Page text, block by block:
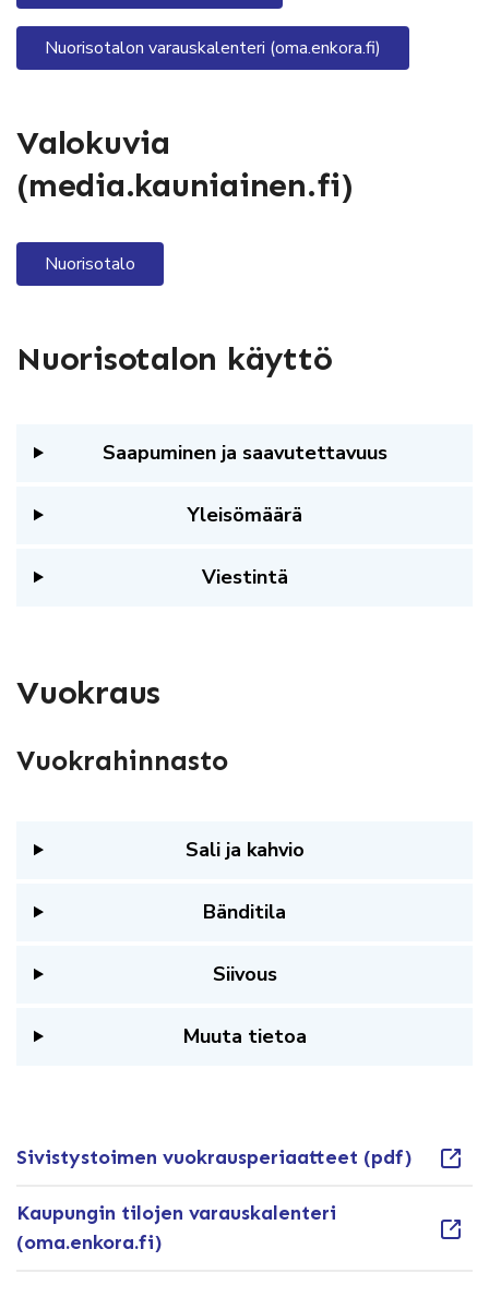
Nuorisotalon varauskalenteri (oma.enkora.fi)
Valokuvia
(media.kauniainen.fi)
Nuorisotalo
Nuorisotalon käyttö
Saapuminen ja saavutettavuus
Yleisömäärä
Viestintä
Vuokraus
Vuokrahinnasto
Sali ja kahvio
Bänditila
Siivous
Muuta tietoa
Sivistystoimen vuokrausperiaatteet (pdf)
Kaupungin tilojen varauskalenteri
(oma.enkora.fi)